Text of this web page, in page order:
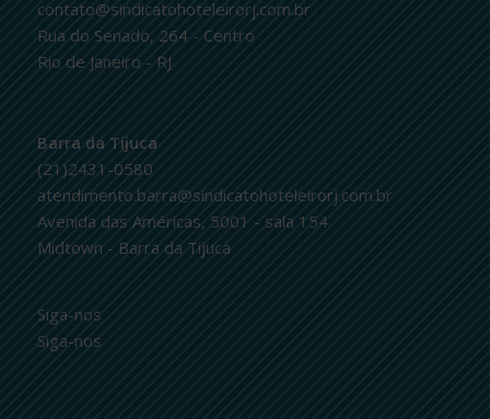
contato@sindicatohoteleirorj.com.br
Rua do Senado, 264 - Centro
Rio de Janeiro - RJ
Barra da Tijuca
(21)2431-0580
atendimento.barra@sindicatohoteleirorj.com.br
Avenida das Américas, 5001 - sala 154
Midtown - Barra da Tijuca
Siga-nos
Siga-nos